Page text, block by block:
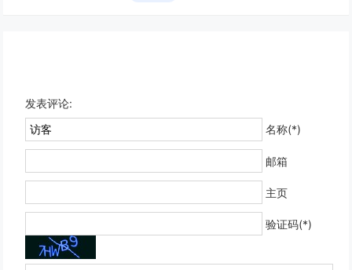
发表评论:
名称(*)
邮箱
主页
验证码(*)